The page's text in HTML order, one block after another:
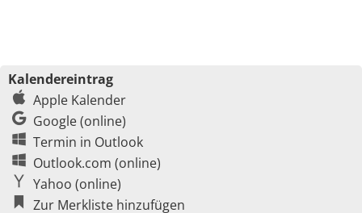
Kalendereintrag
Apple Kalender
Google (online)
Termin in Outlook
Outlook.com (online)
Yahoo (online)
Zur Merkliste hinzufügen